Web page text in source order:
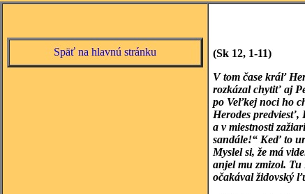
Späť na hlavnú stránku
(Sk 12, 1-11)
V tom čase kráľ
rozkázal chytiť aj
po Veľkej noci ho
Herodes predviesť,
a v miestnosti
sandále!“ Keď to
Myslel si, že má
anjel mu zmizol. Tu
očakával židovský